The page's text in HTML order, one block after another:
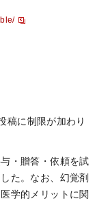
稿に制限が加わり
・贈答・依頼を試
た。なお、幻覚剤
学的メリットに関